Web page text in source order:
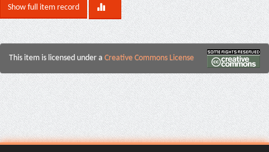
Show full item record
This item is licensed under a Creative Commons License